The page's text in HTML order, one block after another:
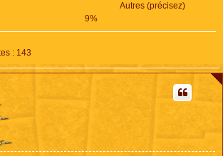
Autres (précisez)
9%
: 143